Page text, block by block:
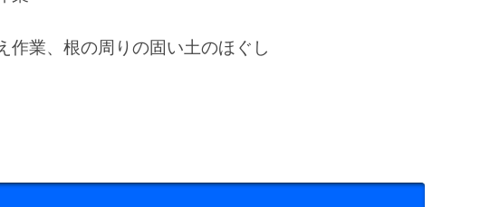
作業、根の周りの固い土のほぐし